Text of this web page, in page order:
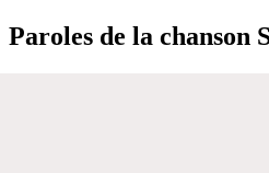
Paroles de la chanson